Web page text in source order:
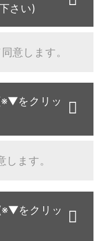
さい)
意します。
をクリッ
します。
をクリッ